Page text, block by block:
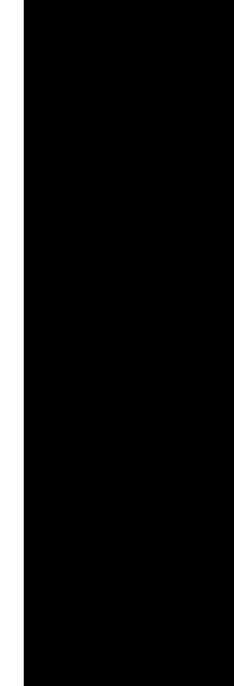
Onder leiding van
af samen met je buren
zijn welkom.
niveau. Deze
plezier, fijne beats ter
gevoel na afloop. Je
gewoon komen in je
17:00 tot 18:00 op de
onder het parkeerdek
voor elk niveau,
anderen versterkt
maakt de workout
je kunt gewoon
- Bij
voor een